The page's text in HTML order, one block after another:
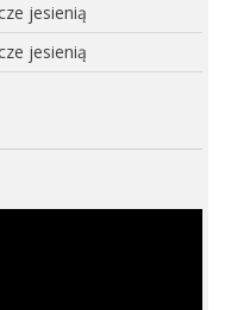
jesienią
jesienią